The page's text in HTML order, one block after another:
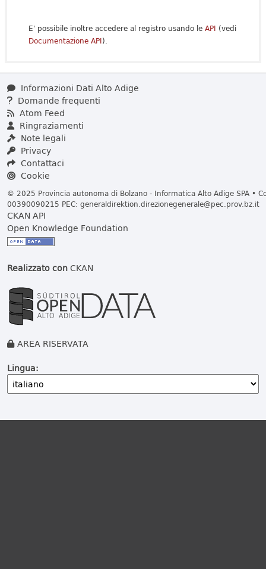
E' possibile inoltre accedere al registro usando le API (vedi
Documentazione API).
Informazioni Dati Alto Adige
Domande frequenti
Atom Feed
Ringraziamenti
Note legali
Privacy
Contattaci
Cookie
© 2025 Provincia autonoma di Bolzano - Informatica Alto Adige SPA •
00390090215 PEC: generaldirektion.direzionegenerale@pec.prov.bz.it
CKAN API
Open Knowledge Foundation
Realizzato conCKAN
AREA RISERVATA
Lingua